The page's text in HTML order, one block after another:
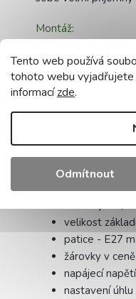
Tento web používá
tohoto webu vyjadřujete
informacízde.
Odmítnout
Montáž:
Lampa má v
mohli přišroubovat
lze také namontovat
kotev.
materiál -
barva - černá
velikost
patice - E27
žárovky v
napájecí
nastavení